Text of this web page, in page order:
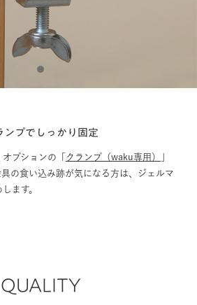
ンプでしっかり固定
オプションの「クランプ（waku専用）
」
の食い込み跡が気になる方は、ジェルマ
ます。
1
QUALITY